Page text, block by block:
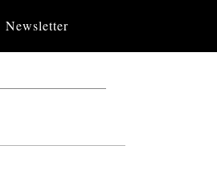
Newsletter